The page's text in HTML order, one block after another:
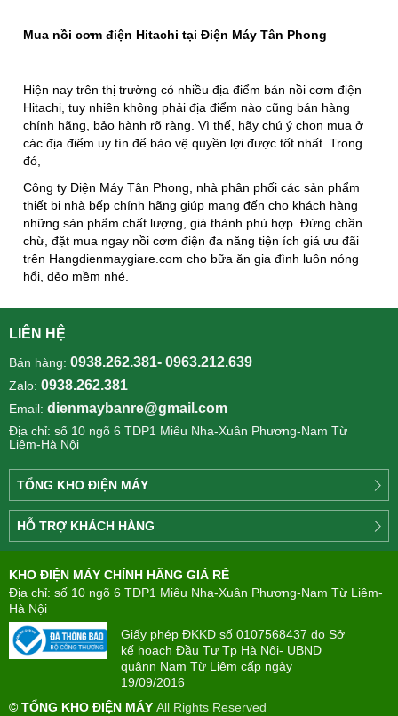
Mua nồi cơm điện Hitachi tại Điện Máy Tân Phong
Hiện nay trên thị trường có nhiều địa điểm bán nồi cơm điện
Hitachi, tuy nhiên không phải địa điểm nào cũng bán hàng
chính hãng, bảo hành rõ ràng. Vì thế, hãy chú ý chọn mua ở
các địa điểm uy tín để bảo vệ quyền lợi được tốt nhất. Trong
đó,
Công ty Điện Máy Tân Phong, nhà phân phối các sản phẩm
thiết bị nhà bếp chính hãng giúp mang đến cho khách hàng
những sản phẩm chất lượng, giá thành phù hợp. Đừng chần
chừ, đặt mua ngay nồi cơm điện đa năng tiện ích giá ưu đãi
trên Hangdienmaygiare.com cho bữa ăn gia đình luôn nóng
hổi, dẻo mềm nhé.
LIÊN HỆ
Bán hàng: 0938.262.381- 0963.212.639
Zalo: 0938.262.381
Email: dienmaybanre@gmail.com
Địa chỉ: số 10 ngõ 6 TDP1 Miêu Nha-Xuân Phương-Nam Từ
Liêm-Hà Nội
TỔNG KHO ĐIỆN MÁY
Công
ty
Điện
TÂN
PHONG(8:00
-
22:00)
công
HỖ TRỢ KHÁCH HÀNG
hiểu
về
mua
trả
góp
đổi
KHO ĐIỆN MÁY CHÍNH HÃNG GIÁ RẺ
Địa chỉ: số 10 ngõ 6 TDP1 Miêu Nha-Xuân Phương-Nam Từ Liêm-
Hà Nội
Giấy phép ĐKKD số 0107568437 do Sở
kế hoạch Đầu Tư Tp Hà Nội- UBND
quậnn Nam Từ Liêm cấp ngày
19/09/2016
© TỔNG KHO ĐIỆN MÁY All Rights Reserved